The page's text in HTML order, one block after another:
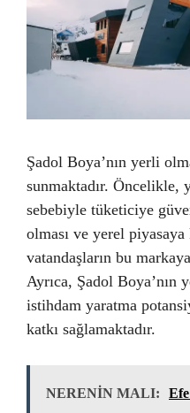
Şadol Boya’nın yerli
sunmaktadır. Öncelikle,
sebebiyle tüketiciye
olması ve yerel piyasaya
vatandaşların bu
Ayrıca, Şadol Boya’nın
istihdam yaratma
katkı sağlamaktadır.
NERENİN MALI: